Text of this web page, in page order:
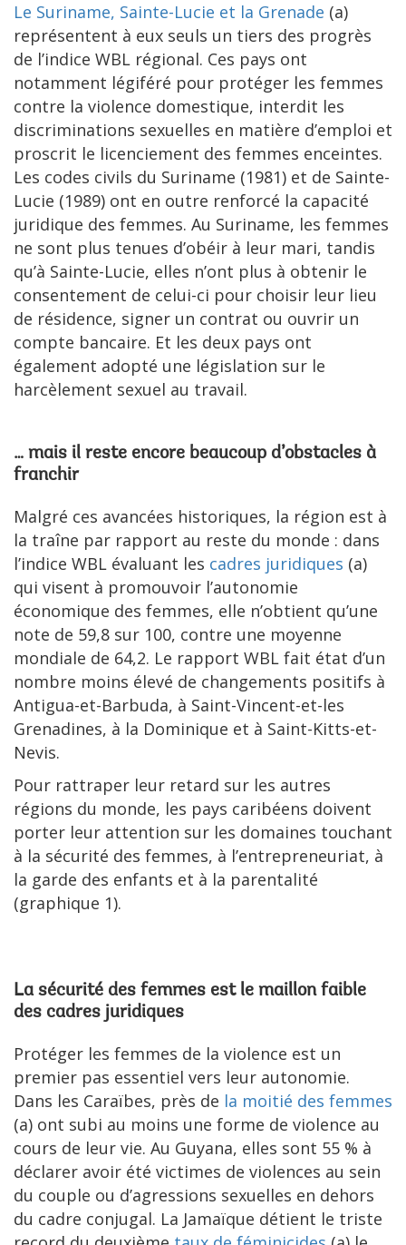
Le Suriname, Sainte-Lucie et la Grenade (a)
représentent à eux seuls un tiers des progrès
de l’indice WBL régional. Ces pays ont
notamment légiféré pour protéger les femmes
contre la violence domestique, interdit les
discriminations sexuelles en matière d’emploi et
proscrit le licenciement des femmes enceintes.
Les codes civils du Suriname (1981) et de Sainte-
Lucie (1989) ont en outre renforcé la capacité
juridique des femmes. Au Suriname, les femmes
ne sont plus tenues d’obéir à leur mari, tandis
qu’à Sainte-Lucie, elles n’ont plus à obtenir le
consentement de celui-ci pour choisir leur lieu
de résidence, signer un contrat ou ouvrir un
compte bancaire. Et les deux pays ont
également adopté une législation sur le
harcèlement sexuel au travail.
… mais il reste encore beaucoup d’obstacles à
franchir
Malgré ces avancées historiques, la région est à
la traîne par rapport au reste du monde : dans
l’indice WBL évaluant les cadres juridiques (a)
qui visent à promouvoir l’autonomie
économique des femmes, elle n’obtient qu’une
note de 59,8 sur 100, contre une moyenne
mondiale de 64,2. Le rapport WBL fait état d’un
nombre moins élevé de changements positifs à
Antigua-et-Barbuda, à Saint-Vincent-et-les
Grenadines, à la Dominique et à Saint-Kitts-et-
Nevis.
Pour rattraper leur retard sur les autres
régions du monde, les pays caribéens doivent
porter leur attention sur les domaines touchant
à la sécurité des femmes, à l’entrepreneuriat, à
la garde des enfants et à la parentalité
(graphique 1).
La sécurité des femmes est le maillon faible
des cadres juridiques
Protéger les femmes de la violence est un
premier pas essentiel vers leur autonomie.
Dans les Caraïbes, près de la moitié des femmes
(a) ont subi au moins une forme de violence au
cours de leur vie. Au Guyana, elles sont 55 % à
déclarer avoir été victimes de violences au sein
du couple ou d’agressions sexuelles en dehors
du cadre conjugal. La Jamaïque détient le triste